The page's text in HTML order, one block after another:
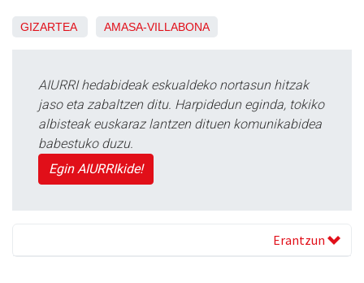
GIZARTEA AMASA-VILLABONA
AIURRI hedabideak eskualdeko nortasun hitzak
jaso eta zabaltzen ditu. Harpidedun eginda, tokiko
albisteak euskaraz lantzen dituen komunikabidea
babestuko duzu.
Egin AIURRIkide!
Erantzun